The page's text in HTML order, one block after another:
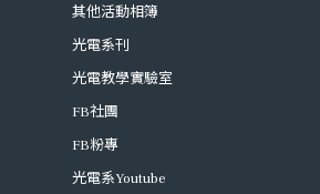
其他活動相簿
光電系刊
光電教學實驗室
FB社團
FB粉專
光電系Youtube